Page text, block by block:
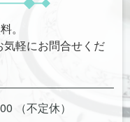
。
軽にお問合せくだ
（不定休）